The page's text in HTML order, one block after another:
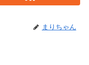
まりちゃん